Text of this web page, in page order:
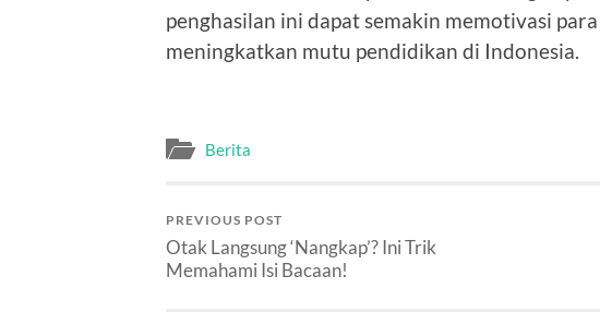
penghasilan ini dapat semakin memotivasi
meningkatkan mutu pendidikan di Indonesia.
Berita
PREVIOUS POST
Otak Langsung ‘Nangkap’? Ini Trik
Memahami Isi Bacaan!